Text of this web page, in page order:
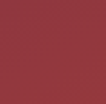
IP) du serveur
lequel le site